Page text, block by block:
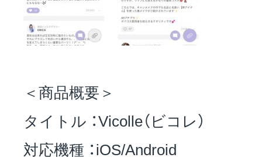
＜商品概要＞
タイトル ：Vicolle（ビコレ）
対応機種 ：iOS/Android